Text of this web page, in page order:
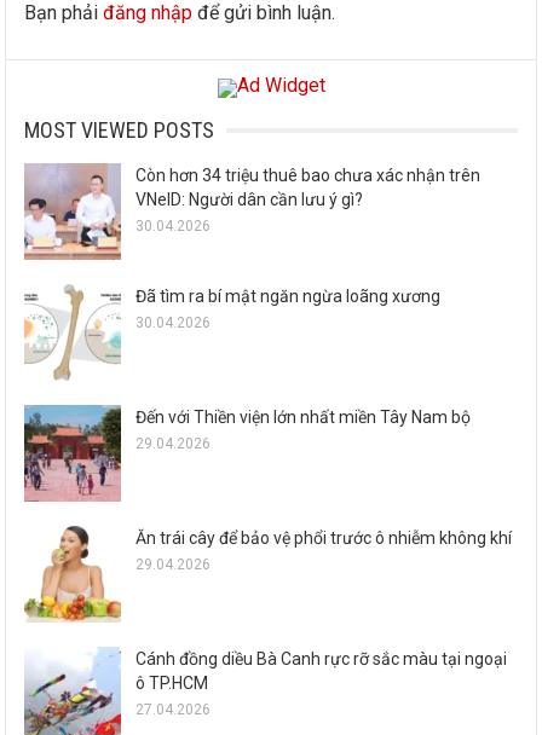
Bạn phảiđăng nhập để gửi bình luận.
MOST VIEWED POSTS
Còn hơn 34 triệu thuê bao chưa xác nhận trên
VNeID: Người dân cần lưu ý gì?
30.04.2026
Đã tìm ra bí mật ngăn ngừa loãng xương
30.04.2026
Đến với Thiền viện lớn nhất miền Tây Nam bộ
29.04.2026
Ăn trái cây để bảo vệ phổi trước ô nhiễm không khí
29.04.2026
Cánh đồng diều Bà Canh rực rỡ sắc màu tại ngoại
ô TP.HCM
27.04.2026